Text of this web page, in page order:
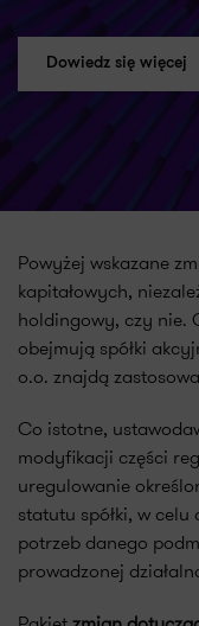
Dowiedz się więcej
Powyżej wskazane
kapitałowych,
holdingowy, czy nie.
obejmują spółki
o.o. znajdą
Co istotne,
modyfikacji części
uregulowanie
statutu spółki, w
potrzeb danego
prowadzonej